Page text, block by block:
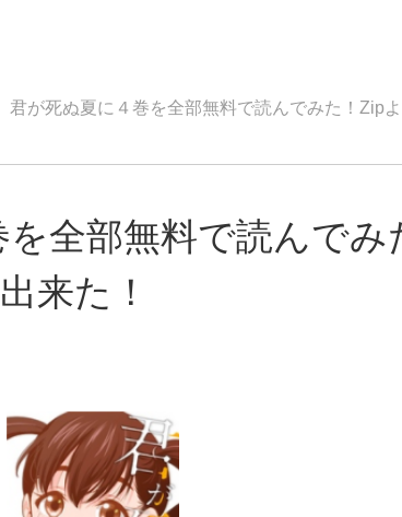
君が死ぬ夏に４巻を全部無料で読んでみた！Zip
全部無料で読んでみ
来た！